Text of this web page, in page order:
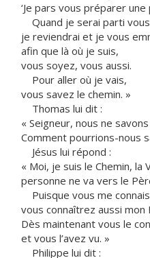
‘Je pars vous préparer une
Quand je serai parti
je reviendrai et je vous
afin que là où je suis,
vous soyez, vous aussi.
Pour aller où je vais,
vous savez le chemin. »
Thomas lui dit :
« Seigneur, nous ne
Comment pourrions-nous
Jésus lui répond :
« Moi, je suis le Chemin, la
personne ne va vers le
Puisque vous me
vous connaîtrez aussi mon
Dès maintenant vous le
et vous l’avez vu. »
Philippe lui dit :